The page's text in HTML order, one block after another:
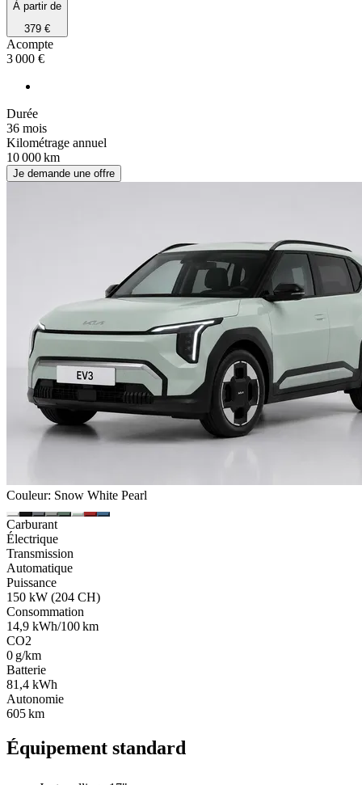
À partir de
379 €
Acompte
3 000 €
Durée
36 mois
Kilométrage annuel
10 000 km
Je demande une offre
Couleur: Snow White Pearl
Carburant
Électrique
Transmission
Automatique
Puissance
150 kW (204 CH)
Consommation
14,9 kWh/100 km
CO2
0 g/km
Batterie
81,4 kWh
Autonomie
605 km
Équipement standard